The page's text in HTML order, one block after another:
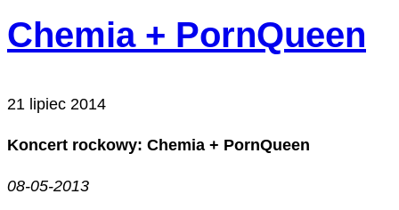
Chemia + PornQueen
21 lipiec 2014
Koncert rockowy: Chemia + PornQueen
08-05-2013